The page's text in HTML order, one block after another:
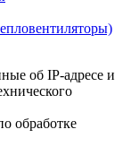
об IP-адресе и
обработке